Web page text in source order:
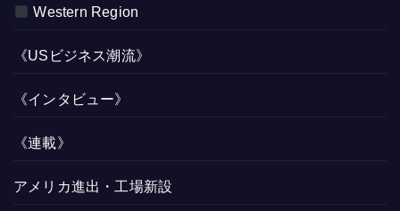
Western Region
《USビジネス潮流》
《インタビュー》
《連載》
アメリカ進出・工場新設